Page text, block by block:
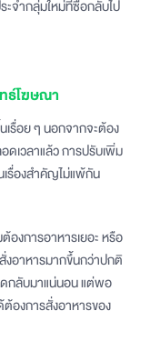
ะจำกลุ่มใหม่ที่ซื้อกลับไป
ธ์โฆษณา
รื่อย ๆ นอกจากจะต้อง
เวลาแล้ว การปรับเพิ่ม
เรื่องสำคัญไม่แพ้กัน
องการอาหารเยอะ หรือ
งอาหารมากขึ้นกว่าปกติ
ดกลับมาแน่นอน แต่พอ
ต้องการสั่งอาหารของ